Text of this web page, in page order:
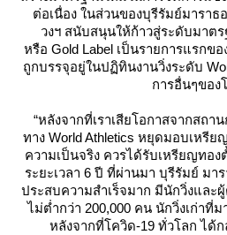
ต่อเนื่อง ในส่วนของบุรีรัมย์มารา
วงฯ สนับสนุนให้ก้าวสู่ระดับมาต
หรือ Gold Label เป็นรายการแรกขอ
ถูกบรรจุอยู่ในปฏิทินงานวิ่งระดับ
การอื่นๆของ
“หลังจากที่เราเสียโอกาสจากสถ
ทาง World Athletics หยุดมอบเหรีย
ความเป็นจริง ควรได้รับเหรียญทอ
ระยะเวลา 6 ปี ที่ผ่านมา บุรีรัมย์ มา
ประสบความสำเร็จมาก มีนักวิ่งและ
ไม่ต่ำกว่า 200,000 คน นักวิ่งเก่าที่
หลังจากที่โควิด-19 ทั่วโลก ได้